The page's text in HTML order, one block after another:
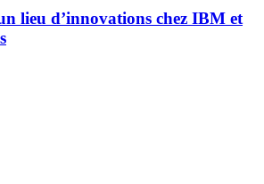
lieu d’innovations chez IBM et